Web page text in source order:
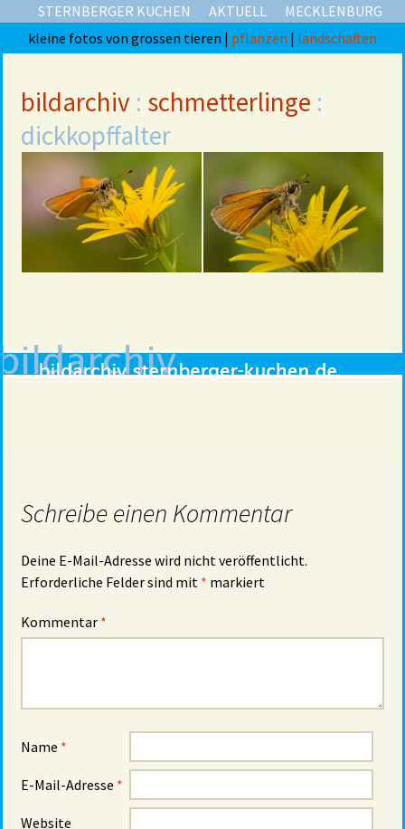
STERNBERGER KUCHEN AKTUELL
MECKLENBURG
kleine fotos von grossen tieren | pflanzen | landschaften
bildarchiv : schmetterlinge :
dickkopffalter
Schreibe einen Kommentar
Deine E-Mail-Adresse wird nicht veröffentlicht.
Erforderliche Felder sind mit * markiert
Kommentar *
Name *
E-Mail-Adresse *
Website